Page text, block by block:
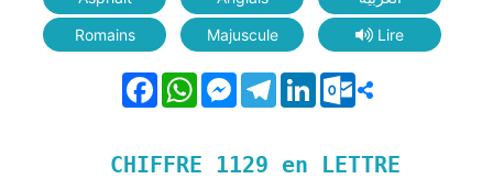
Romains
Majuscule Lire
FacebookWhatsAppMessenger
Telegram
LinkedInOutlook.com
CHIFFRE 1129 en LETTRE